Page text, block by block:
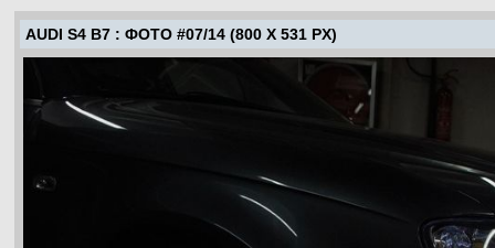
AUDI S4 B7 : ФОТО #07/14 (800 X 531 PX)